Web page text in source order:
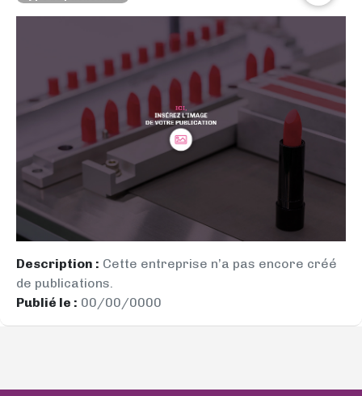
Description : Cette entreprise n’a pas encore créé
de publications.
Publié le : 00/00/0000